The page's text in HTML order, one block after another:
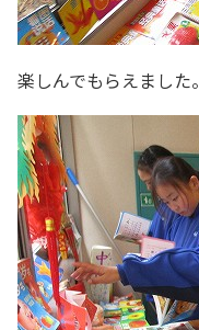
楽しんでもらえました。